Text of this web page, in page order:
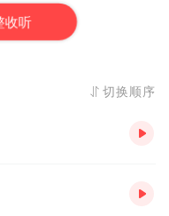
收听
切换顺序